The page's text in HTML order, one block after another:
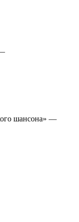
шансона» —